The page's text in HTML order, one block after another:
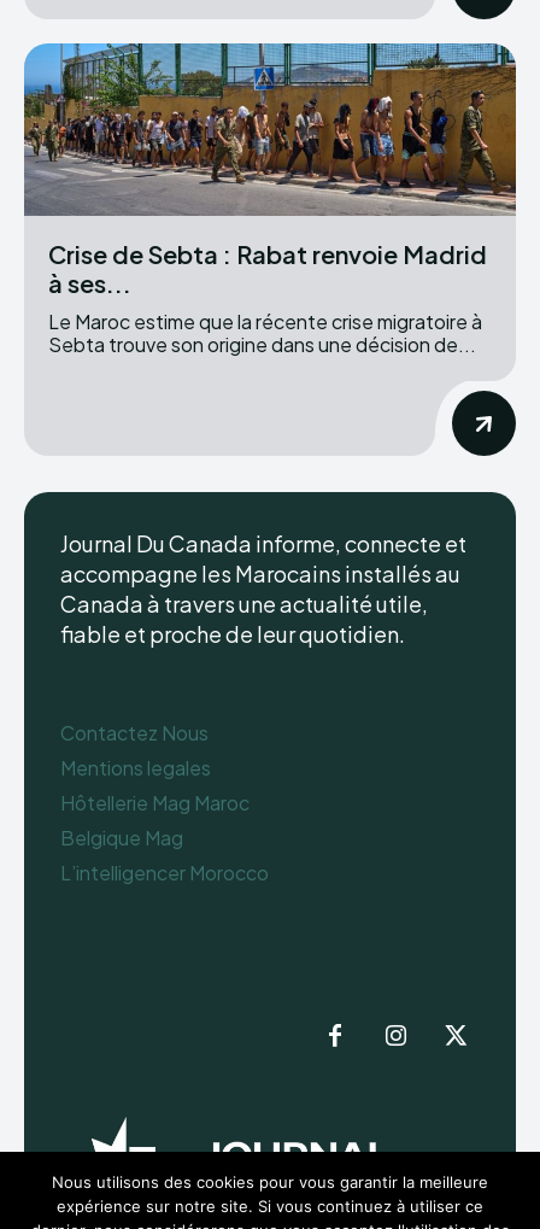
Crise de Sebta : Rabat renvoie Madrid
à ses...
Le Maroc estime que la récente crise migratoire à
Sebta trouve son origine dans une décision de...
Journal Du Canada informe, connecte et
accompagne les Marocains installés au
Canada à travers une actualité utile,
fiable et proche de leur quotidien.
Contactez Nous
Mentions legales
Hôtellerie Mag Maroc
Belgique Mag
L’intelligencer Morocco
Nous utilisons des cookies pour vous garantir la meilleure
expérience sur notre site. Si vous continuez à utiliser ce